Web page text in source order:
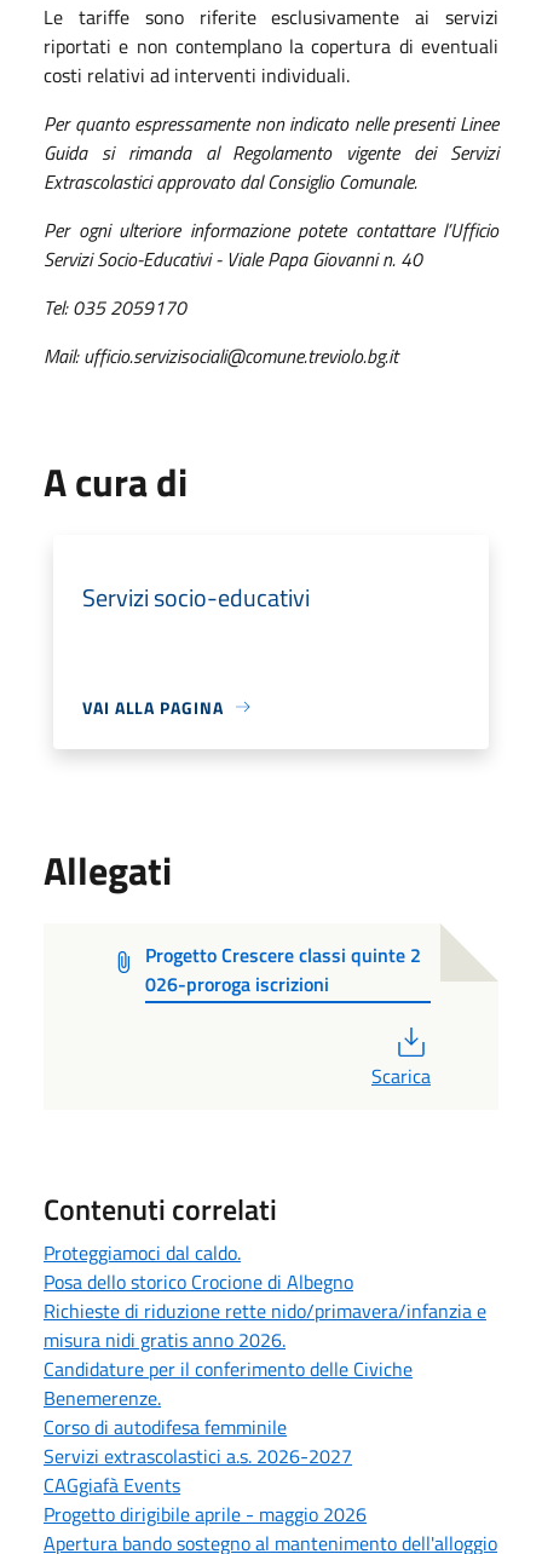
Le tariffe sono riferite esclusivamente ai servizi
riportati e non contemplano la copertura di eventuali
costi relativi ad interventi individuali.
Per quanto espressamente non indicato nelle presenti Linee
Guida si rimanda al Regolamento vigente dei Servizi
Extrascolastici approvato dal Consiglio Comunale.
Per ogni ulteriore informazione potete contattare l’Ufficio
Servizi Socio-Educativi - Viale Papa Giovanni n. 40
Tel: 035 2059170
Mail: ufficio.servizisociali@comune.treviolo.bg.it
A cura di
Servizi socio-educativi
VAI ALLA PAGINA
Allegati
Progetto Crescere classi quinte 2
026-proroga iscrizioni
Scarica
Contenuti correlati
Proteggiamoci dal caldo.
Posa dello storico Crocione di Albegno
Richieste di riduzione rette nido/primavera/infanzia e
misura nidi gratis anno 2026.
Candidature per il conferimento delle Civiche
Benemerenze.
Corso di autodifesa femminile
Servizi extrascolastici a.s. 2026-2027
CAGgiafà Events
Progetto dirigibile aprile - maggio 2026
Apertura bando sostegno al mantenimento dell'alloggio